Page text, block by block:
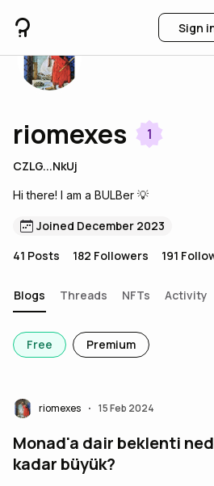
Sign
riomexes 1
CZLG...NkUj
Hi there! I am a BULBer 💡
Joined December 2023
41 Posts 182 Followers 191
Blogs Threads NFTs Activity
Free Premium
riomexes • 15 Feb 2024
Monad'a dair beklenti
kadar büyük?